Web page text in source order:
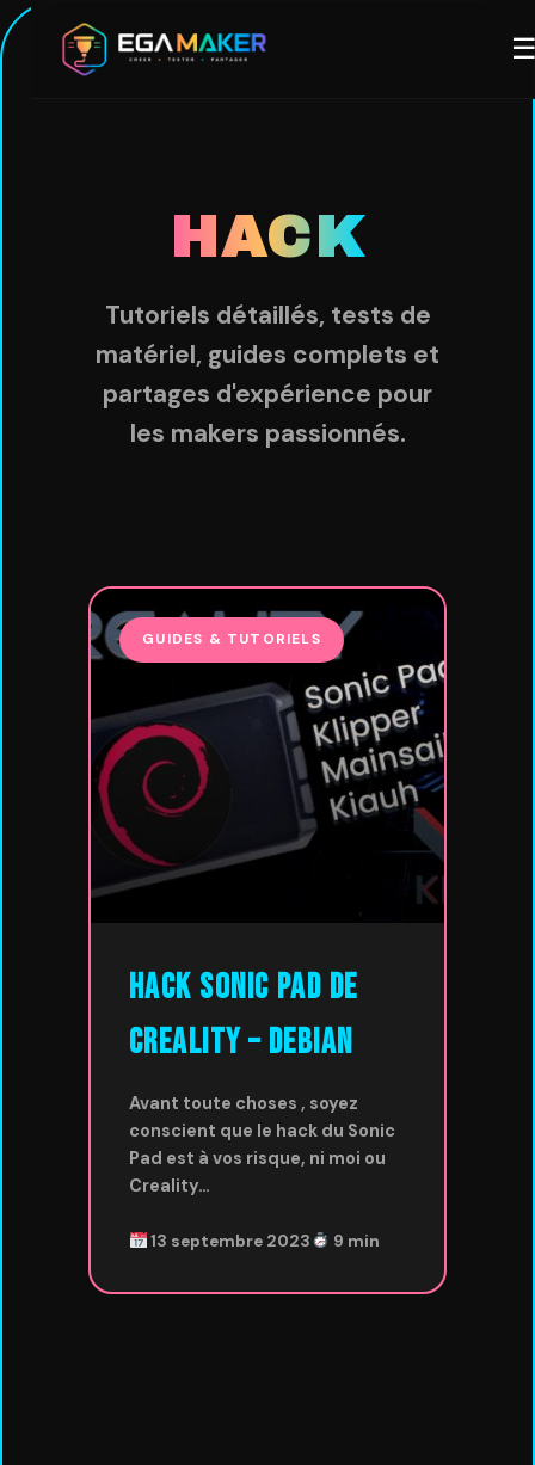
Aller
HACK
Tutoriels détaillés, tests de
matériel, guides complets et
partages d'expérience pour
les makers passionnés.
GUIDES & TUTORIELS
Hack Sonic Pad de
Creality – Debian
Avant toute choses , soyez
conscient que le hack du Sonic
Pad est à vos risque, ni moi ou
Creality…
13 septembre 2023 9 min